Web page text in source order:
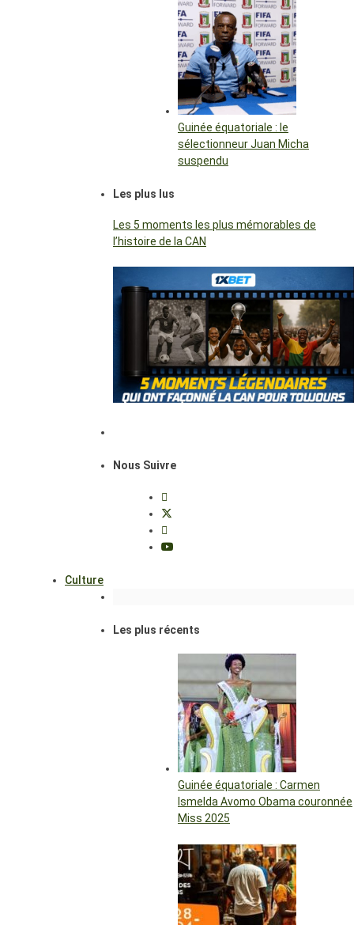
Guinée équatoriale : le
sélectionneur Juan Micha
suspendu
Les plus lus
Les 5 moments les plus mémorables de
l’histoire de la CAN
Nous Suivre
Culture
Les plus récents
Guinée équatoriale : Carmen
Ismelda Avomo Obama couronnée
Miss 2025